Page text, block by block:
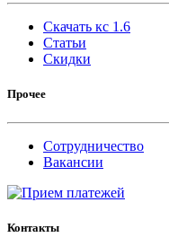
Скачать кс 1.6
Статьи
Скидки
Прочее
Сотрудничество
Вакансии
Контакты